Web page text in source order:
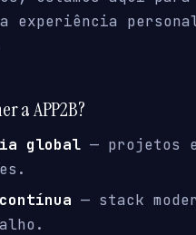
experiência
a APP2B?
global — projetos
— stack